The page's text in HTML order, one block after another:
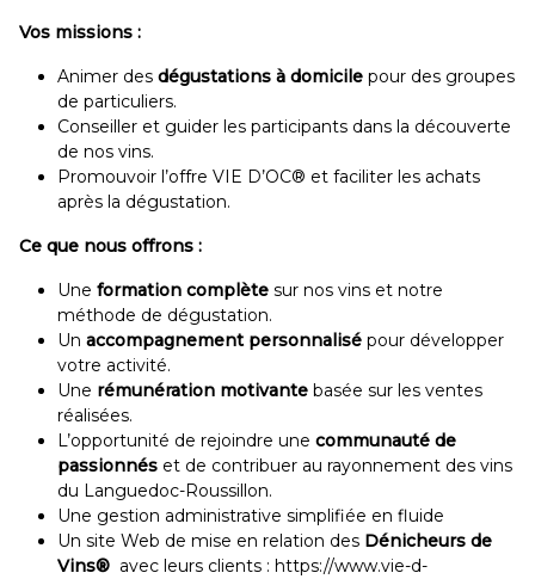
Vos missions :
Animer des dégustations à domicile pour des groupes
de particuliers.
Conseiller et guider les participants dans la découverte
de nos vins.
Promouvoir l’offre VIE D’OC® et faciliter les achats
après la dégustation.
Ce que nous offrons :
Une formation complète sur nos vins et notre
méthode de dégustation.
Un accompagnement personnalisé pour développer
votre activité.
Une rémunération motivante basée sur les ventes
réalisées.
L’opportunité de rejoindre une communauté de
passionnés et de contribuer au rayonnement des vins
du Languedoc-Roussillon.
Une gestion administrative simplifiée en fluide
Un site Web de mise en relation des Dénicheurs de
Vins® avec leurs clients : https://www.vie-d-